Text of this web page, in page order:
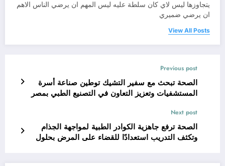
يتجاوزها ليس لاي كان سلطة عليه ليس المهم ان يرضي الناس الاهم
ان يرضي ضميري
View All Posts
Previous post
الصحة تبحث مع سفير التشيك توطين صناعة أسرة
المستشفيات وتعزيز التعاون في التصنيع الطبي بمصر
Next post
الصحة ترفع جاهزية الكوادر الطبية لمواجهة الجذام
وتكثف التدريب استعدادًا للقضاء على المرض بحلول